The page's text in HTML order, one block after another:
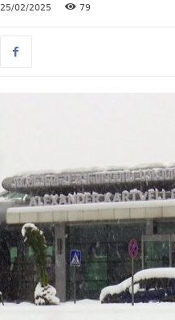
25/02/2025 79